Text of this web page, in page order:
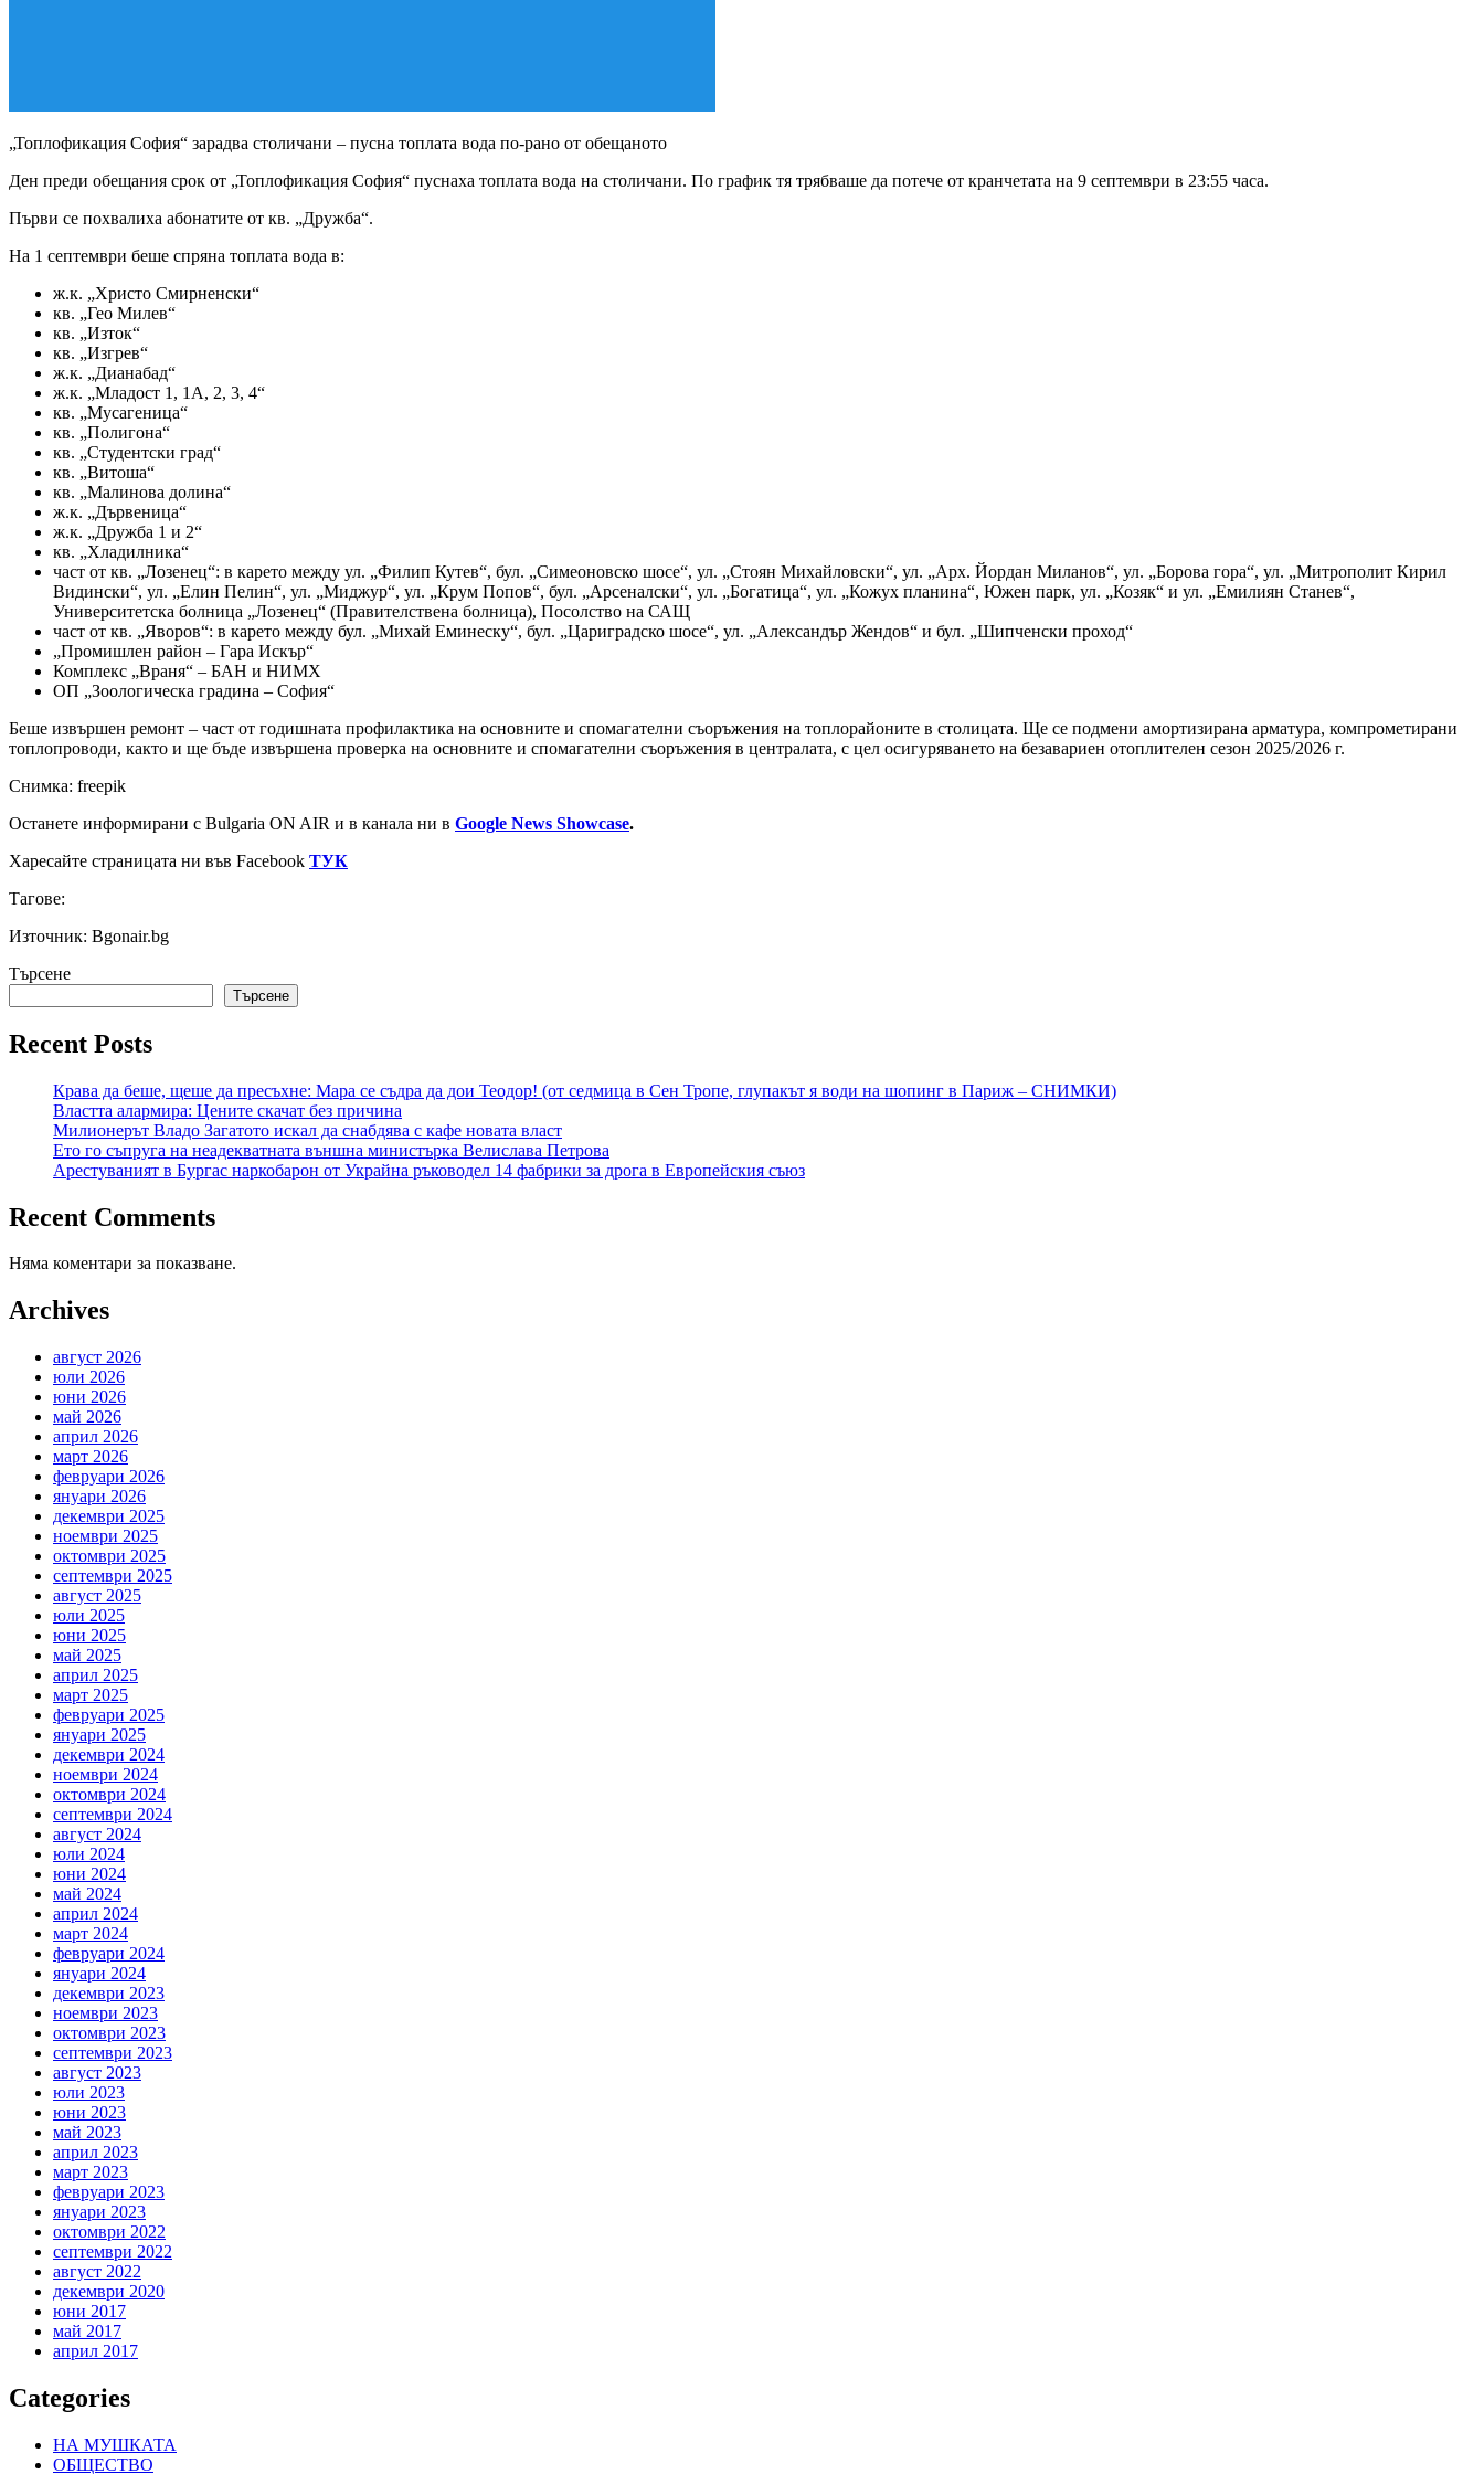
„Топлофикация София“ зарадва столичани – пусна топлата вода по-рано от обещаното
Ден преди обещания срок от „Топлофикация София“ пуснаха топлата вода на столичани. По график тя трябваше да потече от кранчетата на 9 септември в 23:55 часа.
Първи се похвалиха абонатите от кв. „Дружба“.
На 1 септември беше спряна топлата вода в:
ж.к. „Христо Смирненски“
кв. „Гео Милев“
кв. „Изток“
кв. „Изгрев“
ж.к. „Дианабад“
ж.к. „Младост 1, 1А, 2, 3, 4“
кв. „Мусагеница“
кв. „Полигона“
кв. „Студентски град“
кв. „Витоша“
кв. „Малинова долина“
ж.к. „Дървеница“
ж.к. „Дружба 1 и 2“
кв. „Хладилника“
част от кв. „Лозенец“: в карето между ул. „Филип Кутев“, бул. „Симеоновско шосе“, ул. „Стоян Михайловски“, ул. „Арх. Йордан Миланов“, ул. „Борова гора“, ул. „Митрополит Кирил
Видински“, ул. „Елин Пелин“, ул. „Миджур“, ул. „Крум Попов“, бул. „Арсеналски“, ул. „Богатица“, ул. „Кожух планина“, Южен парк, ул. „Козяк“ и ул. „Емилиян Станев“,
Университетска болница „Лозенец“ (Правителствена болница), Посолство на САЩ
част от кв. „Яворов“: в карето между бул. „Михай Еминеску“, бул. „Цариградско шосе“, ул. „Александър Жендов“ и бул. „Шипченски проход“
„Промишлен район – Гара Искър“
Комплекс „Враня“ – БАН и НИМХ
ОП „Зоологическа градина – София“
Беше извършен ремонт – част от годишната профилактика на основните и спомагателни съоръжения на топлорайоните в столицата. Ще се подмени амортизирана арматура, компрометирани
топлопроводи, както и ще бъде извършена проверка на основните и спомагателни съоръжения в централата, с цел осигуряването на безавариен отоплителен сезон 2025/2026 г.
Снимка: freepik
Останете информирани с Bulgaria ON AIR и в канала ни в Google News Showcase.
Харесайте страницата ни във Facebook ТУК
Тагове:
Източник: Bgonair.bg
Търсене
Търсене
Recent Posts
Крава да беше, щеше да пресъхне: Мара се съдра да дои Теодор! (от седмица в Сен Тропе, глупакът я води на шопинг в Париж – СНИМКИ)
Властта алармира: Цените скачат без причина
Милионерът Владо Загатото искал да снабдява с кафе новата власт
Ето го съпруга на неадекватната външна министърка Велислава Петрова
Арестуваният в Бургас наркобарон от Украйна ръководел 14 фабрики за дрога в Европейския съюз
Recent Comments
Няма коментари за показване.
Archives
август 2026
юли 2026
юни 2026
май 2026
април 2026
март 2026
февруари 2026
януари 2026
декември 2025
ноември 2025
октомври 2025
септември 2025
август 2025
юли 2025
юни 2025
май 2025
април 2025
март 2025
февруари 2025
януари 2025
декември 2024
ноември 2024
октомври 2024
септември 2024
август 2024
юли 2024
юни 2024
май 2024
април 2024
март 2024
февруари 2024
януари 2024
декември 2023
ноември 2023
октомври 2023
септември 2023
август 2023
юли 2023
юни 2023
май 2023
април 2023
март 2023
февруари 2023
януари 2023
октомври 2022
септември 2022
август 2022
декември 2020
юни 2017
май 2017
април 2017
Categories
НА МУШКАТА
ОБЩЕСТВО